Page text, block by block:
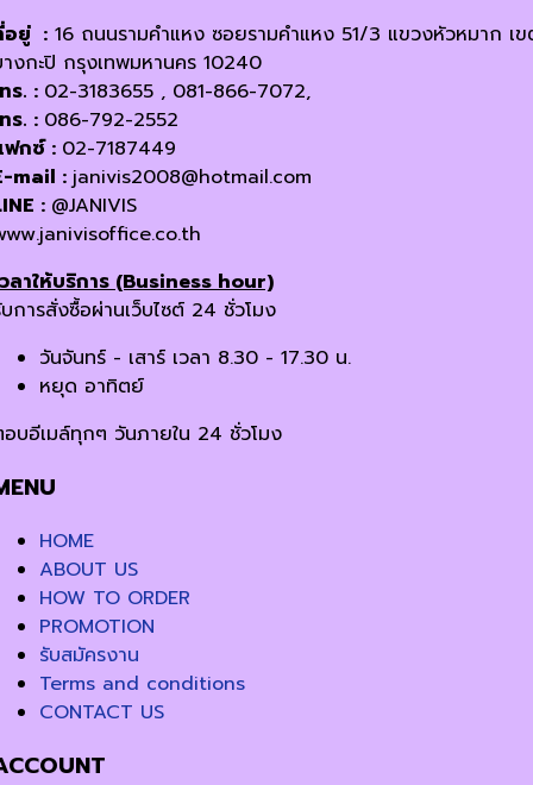
อยู่ : 16 ถนนรามคำแหง ซอยรามคำแหง 51/3 แขวงหัวหมาก เ
งกะปิ กรุงเทพมหานคร 10240
ร. : 02-3183655 , 081-866-7072,
ร. : 086-792-2552
กซ์ : 02-7187449
mail : janivis2008@hotmail.com
: @JANIVIS
ลาให้บริการ (Business hour)
การสั่งซื้อผ่านเว็บไซต์ 24 ชั่วโมง
วันจันทร์ - เสาร์ เวลา 8.30 - 17.30 น.
หยุด อาทิตย์
บอีเมล์ทุกๆ วันภายใน 24 ชั่วโมง
HOME
ABOUT US
HOW TO ORDER
PROMOTION
รับสมัครงาน
Terms and conditions
CONTACT US